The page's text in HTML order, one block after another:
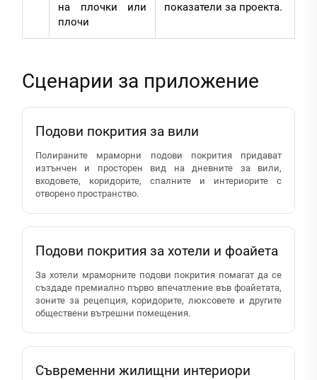
на плочки или
плочи
показатели за проекта.
Сценарии за приложение
Подови покрития за вили
Полираните мраморни подови покрития придават
изтънчен и просторен вид на дневните за вили,
входовете, коридорите, спалните и интериорите с
отворено пространство.
Подови покрития за хотели и фоайета
За хотели мраморните подови покрития помагат да се
създаде премиално първо впечатление във фоайетата,
зоните за рецепция, коридорите, люксовете и другите
обществени вътрешни помещения.
Съвременни жилищни интериори